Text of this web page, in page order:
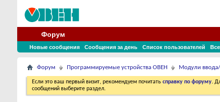
Форум
Новые сообщения Сообщения за день Список пользователей
Форум Программируемые устройства ОВЕН Модули
Если это ваш первый визит, рекомендуем почитать справку по форуму.
сообщений выберите раздел.